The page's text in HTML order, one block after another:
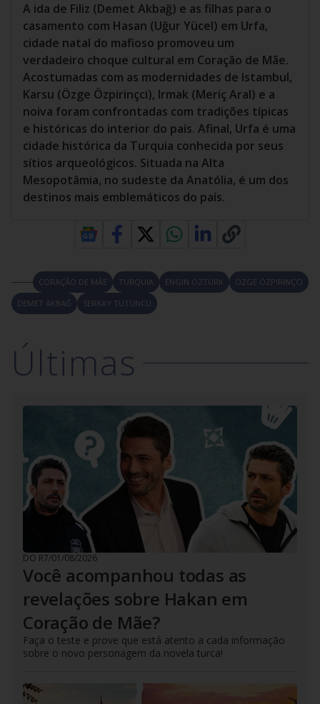
A ida de Filiz (Demet Akbağ) e as filhas para o
casamento com Hasan (Uğur Yücel) em Urfa,
cidade natal do mafioso promoveu um
verdadeiro choque cultural em Coração de Mãe.
Acostumadas com as modernidades de Istambul,
Karsu (Özge Özpirinçci), Irmak (Meriç Aral) e a
noiva foram confrontadas com tradições típicas
e históricas do interior do país. Afinal, Urfa é uma
cidade histórica da Turquia conhecida por seus
sítios arqueológicos. Situada na Alta
Mesopotâmia, no sudeste da Anatólia, é um dos
destinos mais emblemáticos do país.
CORAÇÃO DE MÃE TURQUIA ENGIN ÖZTÜRK
ÖZGE ÖZPIRINÇCI
DEMET AKBAĞ
SERKAY TÜTÜNCÜ
Últimas
DO R7/01/08/2026
Você acompanhou todas as
revelações sobre Hakan em
Coração de Mãe?
Faça o teste e prove que está atento a cada informação
sobre o novo personagem da novela turca!